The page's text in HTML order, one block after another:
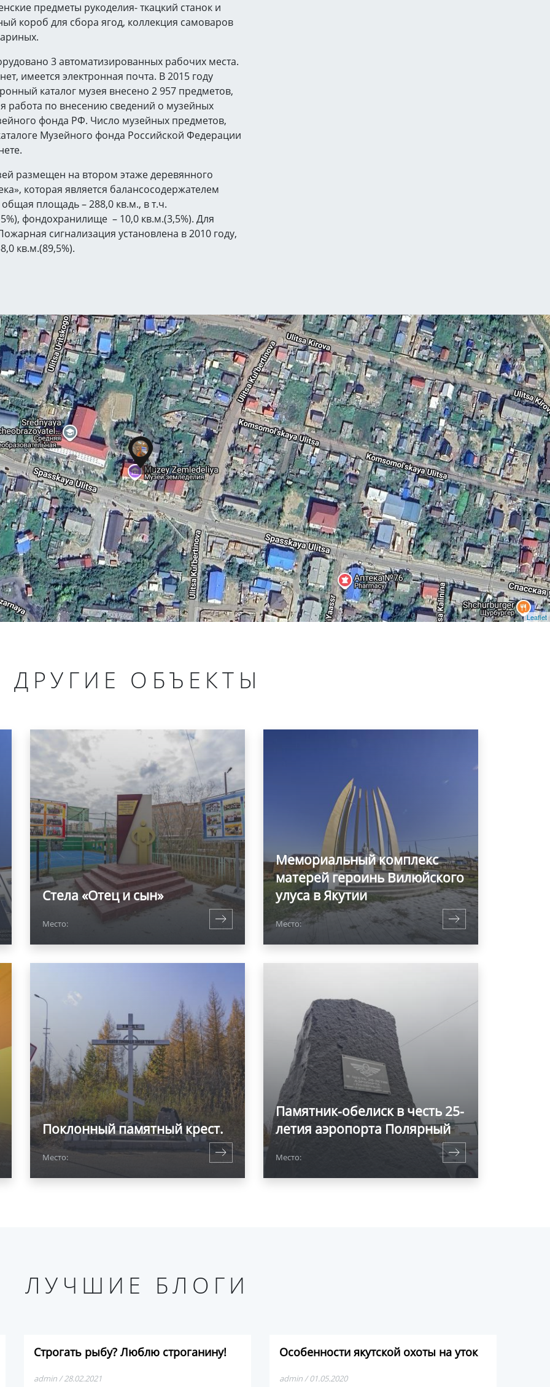
предметы рукоделия- ткацкий станок и
короб для сбора ягод, коллекция самоваров
3 автоматизированных рабочих места.
имеется электронная почта. В 2015 году
каталог музея внесено 2 957 предметов,
по внесению сведений о музейных
фонда РФ. Число музейных предметов,
Музейного фонда Российской Федерации
размещен на втором этаже деревянного
которая является балансосодержателем
площадь – 288,0 кв.м., в т.ч.
фондохранилище – 10,0 кв.м.(3,5%). Для
сигнализация установлена в 2010 году,
кв.м.(89,5%).
Leaflet
ДРУГИЕ ОБЪЕКТЫ
Стела «Отец и сын»
Место:
Мемориальный комплекс
матерей героинь Вилюйского
улуса в Якутии
Место:
Поклонный памятный крест.
Место:
Памятник-обелиск в честь 25-
летия аэропорта Полярный
Место:
ЛУЧШИЕ БЛОГИ
Строгать рыбу? Люблю строганину!
admin / 28.02.2021
Особенности якутской охоты на уток
admin / 01.05.2020